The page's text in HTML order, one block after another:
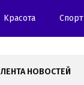
Kрасота Спорт
ЛЕНТА НОВОСТЕЙ